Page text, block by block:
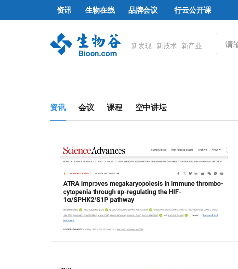
资讯 生物在线 品牌会议 行云公开课
资讯 会议 课程 空中讲坛